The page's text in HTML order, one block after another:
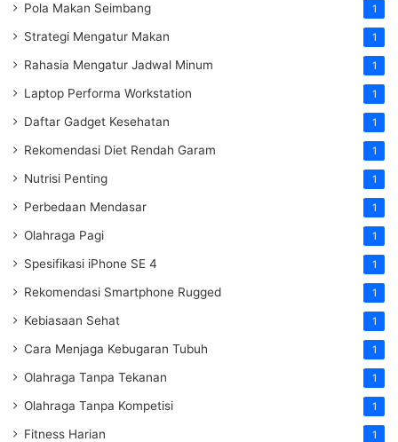
Pola Makan Seimbang 1
Strategi Mengatur Makan 1
Rahasia Mengatur Jadwal Minum 1
Laptop Performa Workstation 1
Daftar Gadget Kesehatan 1
Rekomendasi Diet Rendah Garam 1
Nutrisi Penting 1
Perbedaan Mendasar 1
Olahraga Pagi 1
Spesifikasi iPhone SE 4 1
Rekomendasi Smartphone Rugged 1
Kebiasaan Sehat 1
Cara Menjaga Kebugaran Tubuh 1
Olahraga Tanpa Tekanan 1
Olahraga Tanpa Kompetisi 1
Fitness Harian 1